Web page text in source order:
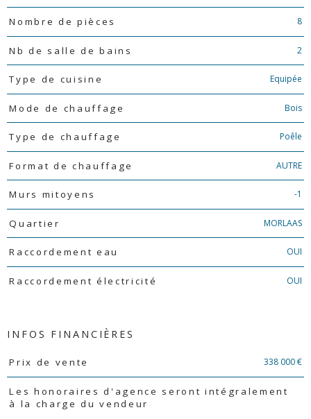
Nombre de pièces 8
Nb de salle de bains 2
Type de cuisine Equipée
Mode de chauffage Bois
Type de chauffage Poêle
Format de chauffage AUTRE
Murs mitoyens -1
Quartier MORLAAS
Raccordement eau OUI
Raccordement électricité OUI
INFOS FINANCIÈRES
Caractéristiques Valeurs
Prix de vente 338 000 €
Les honoraires d'agence seront intégralement
à la charge du vendeur